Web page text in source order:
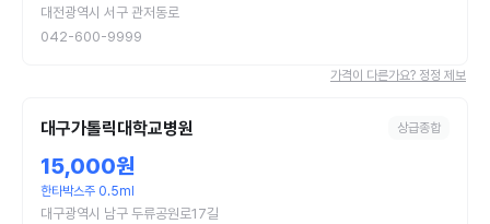
대전광역시 서구 관저동로
042-600-9999
가격이 다른가요? 정정 제보
대구가톨릭대학교병원 상급종합
15,000원
한타박스주 0.5ml
대구광역시 남구 두류공원로17길